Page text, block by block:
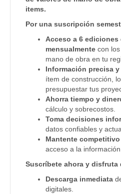
items.
Por una suscripción
Acceso a 6
mensualmente con
mano de obra en tu
Información precisa
ítem de construcción,
presupuestar tus
Ahorra tiempo y
cálculo y sobrecostos.
Toma decisiones
datos confiables y
Mantente competitivo
acceso a la
Suscríbete ahora y
Descarga inmediata
digitales.